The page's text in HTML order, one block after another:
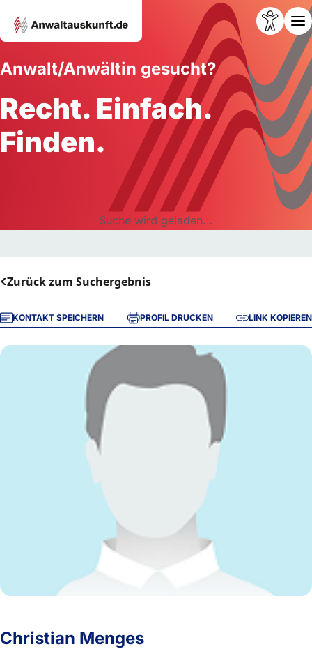
Anwalt/Anwältin gesucht?
Recht. Einfach.
Finden.
Suche wird geladen...
Zurück zum Suchergebnis
KONTAKT SPEICHERN PROFIL DRUCKEN LINK KOPIEREN
Christian Menges